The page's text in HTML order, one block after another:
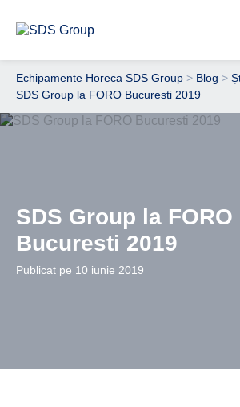
Echipamente Horeca SDS Group > Blog >
SDS Group la FORO Bucuresti 2019
SDS Group la FORO
Bucuresti 2019
Publicat pe 10 iunie 2019